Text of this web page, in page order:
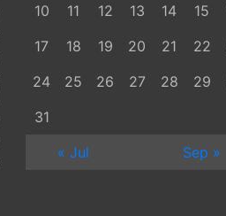
10
11 12 13 14 15
17
18 19 20 21 22
24
25 26 27 28 29
31
« Jul
Sep »